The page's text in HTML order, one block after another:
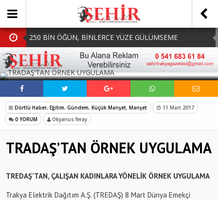
250 BİN ÖĞÜN, BİNLERCE YÜZE GÜLÜMSEME
BAŞKAN MÜGE YILDIZ TOPAK: ‘SOSYAL
BELEDİYECİLİKTE HİÇBİR HEMŞERİMİZİ YALNIZ
BIRAKMIYORUZ!’
MHP Çorlu İlçe Teşkilatında Yeni Dönem Başladı:
Mazbatalar Alındı
Dolu Vurdu, Büyükşehir Üreticiyi Yalnız Bırakmadı
SOFRALARDA BEREKETİ, GÖNÜLLERDE DAYANIŞMAYI
SOSYAL MEDYADA PAYLAŞ
Dörtlü Haber, Eğitim, Gündem, Küçük Manşet, Manşet
11 Mart 2017
0 YORUM
Okyanus feray
TRADAŞ’TAN ÖRNEK UYGULAMA
TREDAŞ’TAN, ÇALIŞAN KADINLARA YÖNELİK ÖRNEK UYGULAMA
Trakya Elektrik Dağıtım A.Ş. (TREDAŞ) 8 Mart Dünya Emekçi